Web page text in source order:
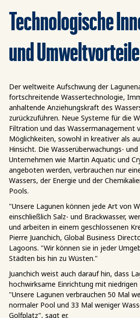
Technologische
und Umweltvorteile
Der weltweite Aufschwung der
fortschreitende Wassertechnologie,
anhaltende Anziehungskraft des
zurückzuführen. Neue Systeme für die
Filtration und das Wassermanagement
Möglichkeiten, sowohl in kreativer als
Hinsicht. Die Wasserüberwachungs-
Unternehmen wie Martin Aquatic und
angeboten werden, verbrauchen nur
Wassers, der Energie und der
Pools.
"Unsere Lagunen können jede Art von
einschließlich Salz- und Brackwasser,
und arbeiten in einem geschlossenen
Pierre Juanchich, Global Business
Lagoons. "Wir können sie in jeder
Städten bis hin zu Wüsten."
Juanchich weist auch darauf hin, dass
hochwirksame Einrichtung mit
"Unsere Lagunen verbrauchen 50 Mal
normaler Pool und 33 Mal weniger
Golfplatz", sagt er.